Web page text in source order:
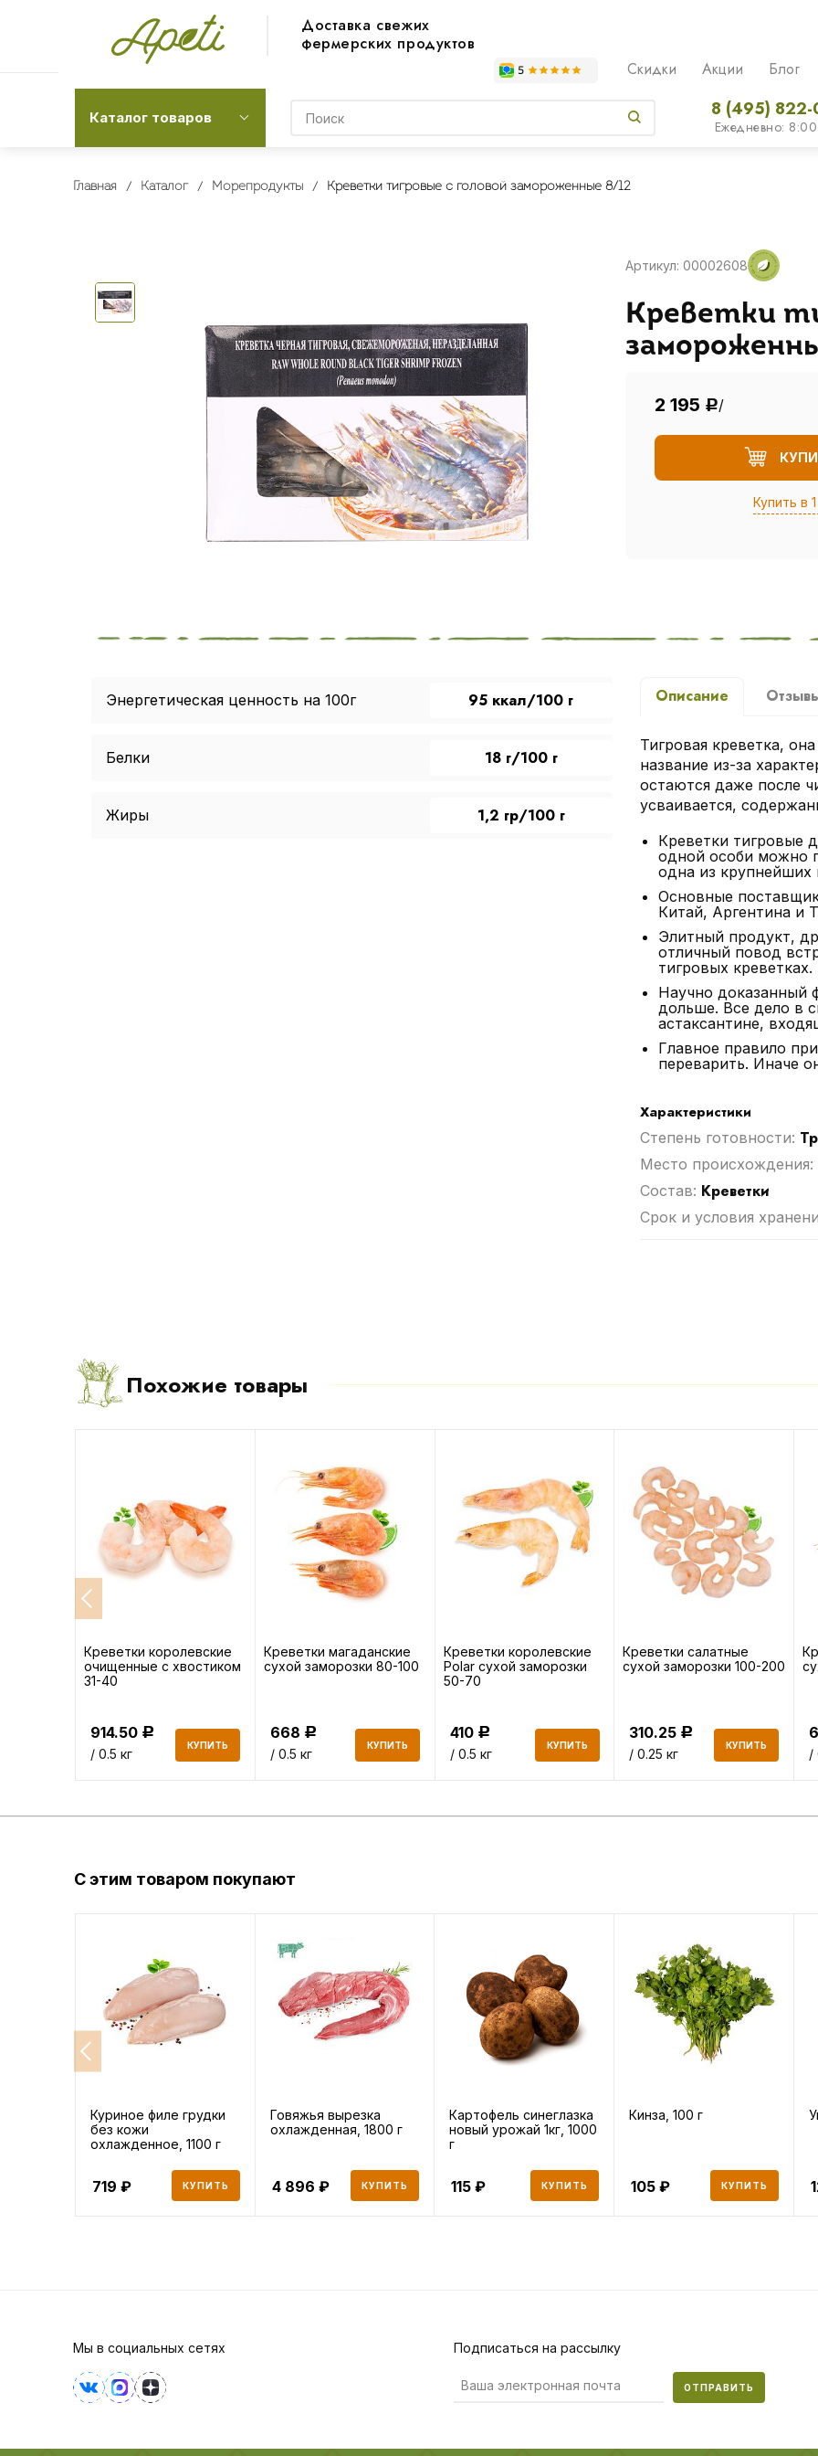
Доставка свежих
фермерских продуктов
Скидки Акции Блог
Каталог товаров 8 (495)
Ежедневно:
Главная Каталог Морепродукты Креветки тигровые с головой замороженные 8/12
Артикул: 00002608
Креветки
2 195 Р/
Купить в
Энергетическая ценность на 100г 95 ккал/100 г
Белки 18 г/100 г
Жиры 1,2 гр/100 г
Описание
Тигровая креветка,
название из-за
остаются даже после
усваивается,
Креветки тигровые
одной особи можно
одна из крупнейших
Основные
Китай, Аргентина и
Элитный продукт,
отличный повод
тигровых креветках.
Научно доказанный
дольше. Все дело в
астаксантине,
Главное правило
переварить. Иначе
Характеристики
Степень готовности:
Место происхождения:
Cостав: Креветки
Срок и условия
Похожие товары
Креветки королевские
очищенные с хвостиком
31-40
914.50 Р
/ 0.5 кг
КУПИТЬ
Креветки магаданские
сухой заморозки 80-100
668 Р
/ 0.5 кг
КУПИТЬ
Креветки королевские
Polar сухой заморозки
50-70
410 Р
/ 0.5 кг
КУПИТЬ
Креветки салатные
сухой заморозки 100-200
310.25 Р
/ 0.25 кг
КУПИТЬ
/
С этим товаром покупают
Куриное филе грудки
без кожи
охлажденное, 1100 г
719 КУПИТЬ
Говяжья вырезка
охлажденная, 1800 г
4 896 КУПИТЬ
Картофель синеглазка
новый урожай 1кг, 1000
г
115 КУПИТЬ
Кинза, 100 г
105 КУПИТЬ
Мы в социальных сетях Подписаться на рассылку
ОТПРАВИТЬ